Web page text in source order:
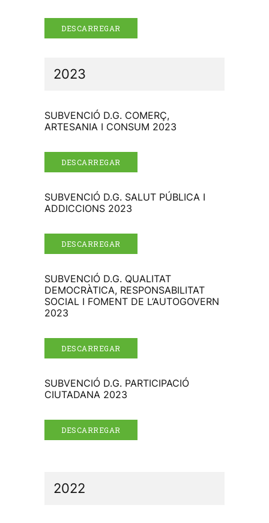
DESCARREGAR
2023
SUBVENCIÓ D.G. COMERÇ,
ARTESANIA I CONSUM 2023
DESCARREGAR
SUBVENCIÓ D.G. SALUT PÚBLICA I
ADDICCIONS 2023
DESCARREGAR
SUBVENCIÓ D.G. QUALITAT
DEMOCRÀTICA, RESPONSABILITAT
SOCIAL I FOMENT DE L’AUTOGOVERN
2023
DESCARREGAR
SUBVENCIÓ D.G. PARTICIPACIÓ
CIUTADANA 2023
DESCARREGAR
2022